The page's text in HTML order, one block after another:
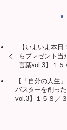
【いよいよ本
らプレゼント当
言葉vol.3】１５
【「自分の人生
バスターを創っ
vol.3】１５８／